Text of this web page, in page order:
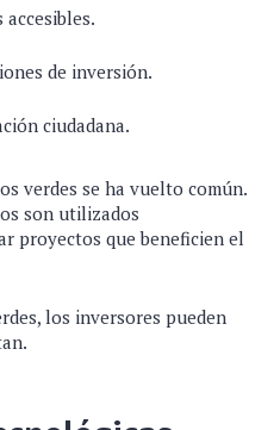
de inversión.
ciudadana.
verdes se ha vuelto común.
son utilizados
proyectos que beneficien el
los inversores pueden